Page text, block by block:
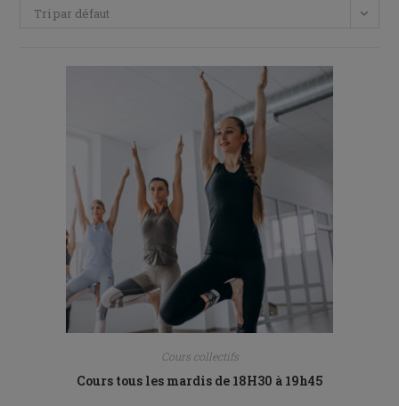
Tri par défaut
Cours collectifs
Cours tous les mardis de 18H30 à 19h45